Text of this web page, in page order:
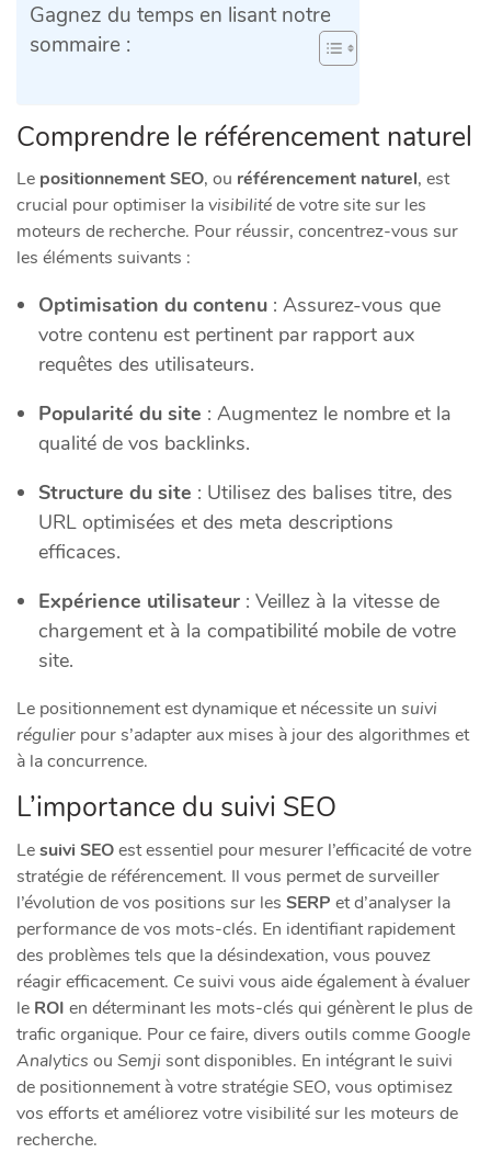
Gagnez du temps en lisant notre
sommaire :
Comprendre le référencement naturel
Le positionnement SEO, ou référencement naturel, est
crucial pour optimiser lavisibilitéde votre site sur les
moteurs de recherche. Pour réussir, concentrez-vous sur
les éléments suivants :
Optimisation du contenu : Assurez-vous que
votre contenu est pertinent par rapport aux
requêtes des utilisateurs.
Popularité du site : Augmentez le nombre et la
qualité de vos backlinks.
Structure du site : Utilisez des balises titre, des
URL optimisées et des meta descriptions
efficaces.
Expérience utilisateur : Veillez à la vitesse de
chargement et à la compatibilité mobile de votre
site.
Le positionnement est dynamique et nécessite un suivi
régulier pour s’adapter aux mises à jour des algorithmes et
à la concurrence.
L’importance du suivi SEO
Lesuivi SEOest essentiel pour mesurer l’efficacité de votre
stratégie de référencement. Il vous permet de surveiller
l’évolution de vos positions sur les SERP et d’analyser la
performance de vos mots-clés. En identifiant rapidement
des problèmes tels que la désindexation, vous pouvez
réagir efficacement. Ce suivi vous aide également à évaluer
le ROI en déterminant les mots-clés qui génèrent le plus de
trafic organique. Pour ce faire, divers outils comme Google
Analytics ou Semji sont disponibles. En intégrant le suivi
de positionnement à votre stratégie SEO, vous optimisez
vos efforts et améliorez votre visibilité sur les moteurs de
recherche.